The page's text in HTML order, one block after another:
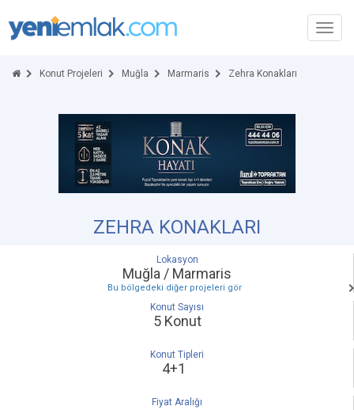
Konut Projeleri Muğla Marmaris Zehra Konakları
ZEHRA KONAKLARI
Lokasyon
Muğla / Marmaris
Bu bölgedeki diğer projeleri gör
Konut Sayısı
5 Konut
Konut Tipleri
4+1
Fiyat Aralığı